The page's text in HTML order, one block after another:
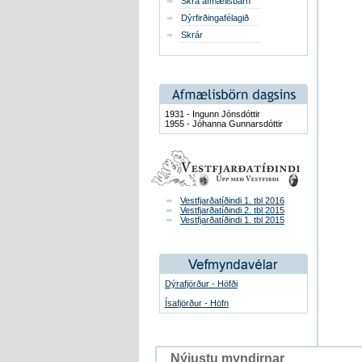
Dýrfirðingafélagið
Skrár
1931 - Ingunn Jónsdóttir
1955 - Jóhanna Gunnarsdóttir
Vestfjarðatíðindi 1. tbl 2016
Vestfjarðatíðindi 2. tbl 2015
Vestfjarðatíðindi 1. tbl 2015
Dýrafjörður - Höfði
Ísafjörður - Höfn
Nýjustu myndirnar